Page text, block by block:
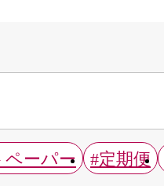
ーパー #定期便